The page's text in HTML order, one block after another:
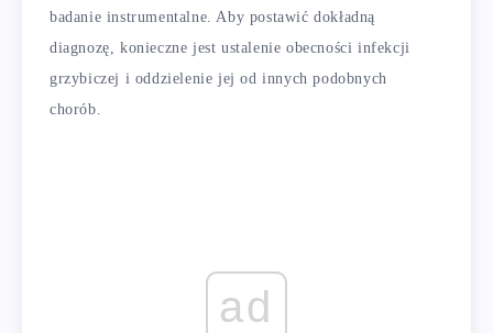
badanie instrumentalne. Aby postawić dokładną
diagnozę, konieczne jest ustalenie obecności infekcji
grzybiczej i oddzielenie jej od innych podobnych
chorób.
ad